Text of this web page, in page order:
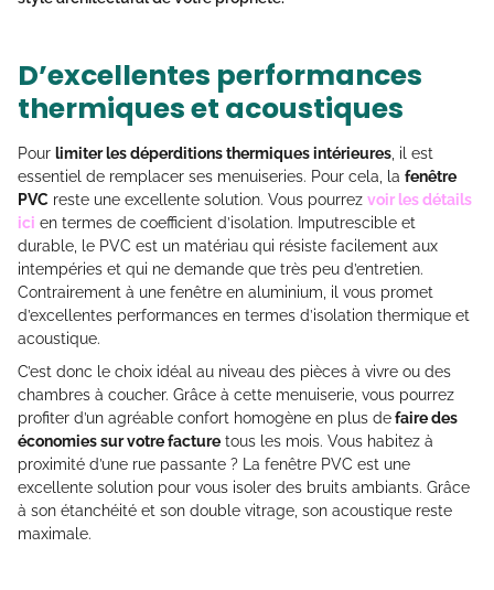
D’excellentes performances
thermiques et acoustiques
Pour limiter les déperditions thermiques intérieures , il est
essentiel de remplacer ses menuiseries. Pour cela, la fenêtre
PVC reste une excellente solution. Vous pourrez voir les détails
ici en termes de coefficient d’isolation. Imputrescible et
durable, le PVC est un matériau qui résiste facilement aux
intempéries et qui ne demande que très peu d’entretien.
Contrairement à une fenêtre en aluminium, il vous promet
d’excellentes performances en termes d’isolation thermique et
acoustique.
C’est donc le choix idéal au niveau des pièces à vivre ou des
chambres à coucher. Grâce à cette menuiserie, vous pourrez
profiter d’un agréable confort homogène en plus defaire des
économies sur votre facture tous les mois. Vous habitez à
proximité d’une rue passante ? La fenêtre PVC est une
excellente solution pour vous isoler des bruits ambiants. Grâce
à son étanchéité et son double vitrage, son acoustique reste
maximale.